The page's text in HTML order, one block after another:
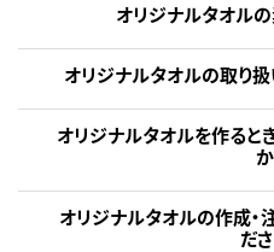
オリジナルタオル
オリジナルタオルの取り扱
オリジナルタオルを作ると
オリジナルタオルの作成・
だ